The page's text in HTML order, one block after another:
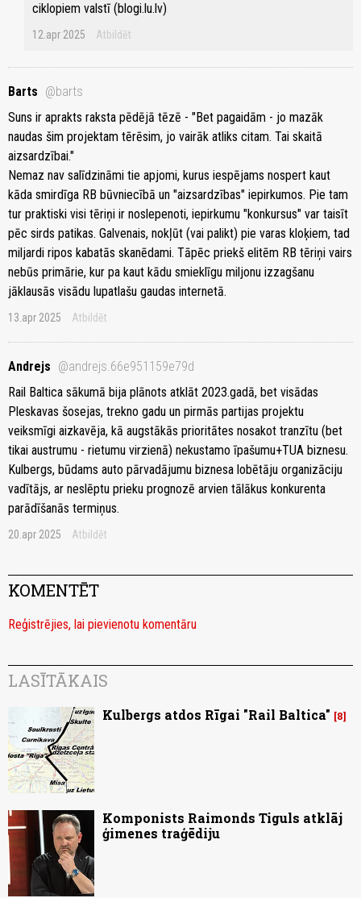
ciklopiem valstī (blogi.lu.lv)
12.apr 2025 Atbildēt
Barts @barts
Suns ir aprakts raksta pēdējā tēzē - "Bet pagaidām - jo mazāk
naudas šim projektam tērēsim, jo vairāk atliks citam. Tai skaitā
aizsardzībai."
Nemaz nav salīdzināmi tie apjomi, kurus iespējams nospert kaut
kāda smirdīga RB būvniecībā un "aizsardzības" iepirkumos. Pie tam
tur praktiski visi tēriņi ir noslepenoti, iepirkumu "konkursus" var taisīt
pēc sirds patikas. Galvenais, nokļūt (vai palikt) pie varas kloķiem, tad
miljardi ripos kabatās skanēdami. Tāpēc priekš elitēm RB tēriņi vairs
nebūs primārie, kur pa kaut kādu smieklīgu miljonu izzagšanu
jāklausās visādu lupatlašu gaudas internetā.
13.apr 2025 Atbildēt
Andrejs @andrejs.66e951159e79d
Rail Baltica sākumā bija plānots atklāt 2023.gadā, bet visādas
Pleskavas šosejas, trekno gadu un pirmās partijas projektu
veiksmīgi aizkavēja, kā augstākās prioritātes nosakot tranzītu (bet
tikai austrumu - rietumu virzienā) nekustamo īpašumu+TUA biznesu.
Kulbergs, būdams auto pārvadājumu biznesa lobētāju organizāciju
vadītājs, ar neslēptu prieku prognozē arvien tālākus konkurenta
parādīšanās termiņus.
20.apr 2025 Atbildēt
KOMENTĒT
Reģistrējies, lai pievienotu komentāru
LASĪTĀKAIS
Kulbergs atdos Rīgai "Rail Baltica" 8
Komponists Raimonds Tiguls atklāj
ģimenes traģēdiju